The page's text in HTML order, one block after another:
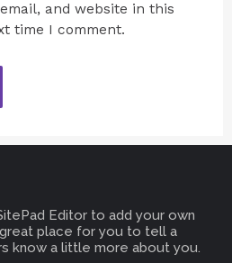
and website in this
time I comment.
Editor to add your own
great place for you to tell a
know a little more about you.